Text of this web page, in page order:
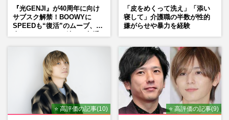
『光GENJI』が40周年に向け
サブスク解禁！BOOWYに
SPEEDも“復活”のムーブ、本
「皮をめくって洗え」「添い
寝して」介護職の半数が性的
嫌がらせや暴力を経験
⭐ 高評価の記事(10) ⭐ 高評価の記事(9)